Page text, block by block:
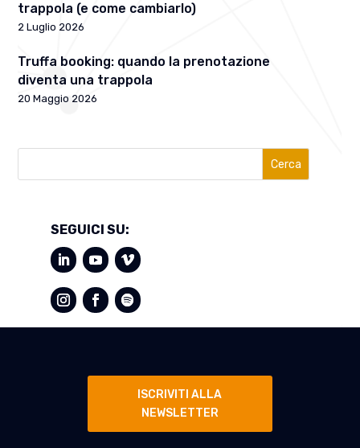
trappola (e come cambiarlo)
2 Luglio 2026
Truffa booking: quando la prenotazione
diventa una trappola
20 Maggio 2026
Cerca
SEGUICI SU:
ISCRIVITI ALLA
NEWSLETTER